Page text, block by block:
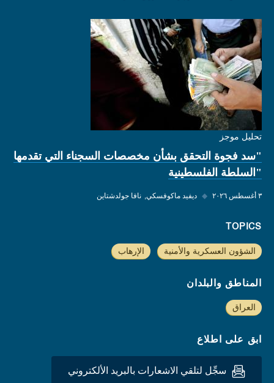
تحليل موجز
"سد فجوة التحقق بشأن مخصصات السجناء التي تقدمها
"السلطة الفلسطينية
٣ أغسطس ٢٠٢٦ ◆ ديفيد ماكوفسكي نافا جولدشتاين
TOPICS
الشؤون العسكرية والأمنية الإرهاب
المناطق والبلدان
العراق
ابق على اطلاع
سجِّل لتلقي الاشعارات بالبريد الألكتروني